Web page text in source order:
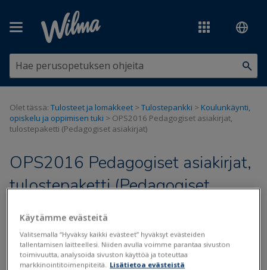
Olet tässä: Tulosteet ja lomakkeet >Tulostepankki > Koulunkäynti,
opiskelu ja oppimisen tuki > OPS2016 Pedagogiset asiakirjat,
tulostepaketti (Pedagogiset asiakirjat)
OPS2016 Pedagogiset asiakirjat,
tulostepaketti (Pedagogiset
asiakirjat)
Päivitetty viimeksi: 12.6.2020
Käytämme evästeitä
Valitsemalla “Hyväksy kaikki evästeet” hyväksyt evästeiden
tallentamisen laitteellesi. Niiden avulla voimme parantaa sivuston
toimivuutta, analysoida sivuston käyttöä ja toteuttaa
markkinointitoimenpiteitä. Lisätietoa evästeistä